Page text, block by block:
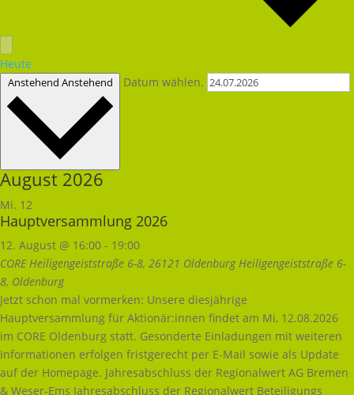
Heute
Anstehend Anstehend Datum wählen.
August 2026
Mi. 12
Hauptversammlung 2026
12. August @ 16:00 - 19:00
CORE Heiligengeiststraße 6-8, 26121 OldenburgHeiligengeiststraße 6-
8, Oldenburg
Jetzt schon mal vormerken: Unsere diesjährige
Hauptversammlung für Aktionär:innen findet am Mi, 12.08.2026
im CORE Oldenburg statt. Gesonderte Einladungen mit weiteren
Informationen erfolgen fristgerecht per E-Mail sowie als Update
auf der Homepage. Jahresabschluss der Regionalwert AG Bremen
& Weser-Ems Jahresabschluss der Regionalwert Beteiligungs